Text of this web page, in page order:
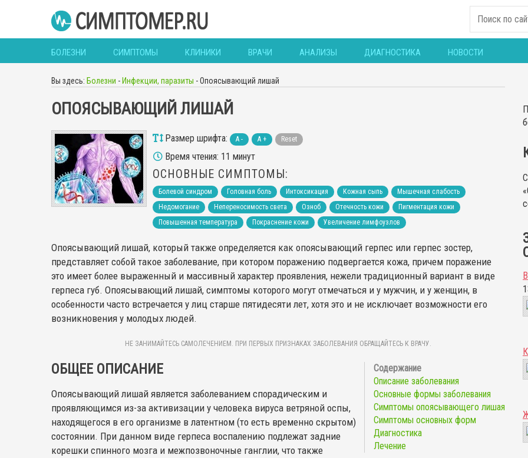
БОЛЕЗНИ СИМПТОМЫ КЛИНИКИ ВРАЧИ АНАЛИЗЫ ДИАГНОСТИКА НОВОСТИ
Вы здесь: Болезни - Инфекции, паразиты -Опоясывающий лишай
ОПОЯСЫВАЮЩИЙ ЛИШАЙ
Размер шрифта: A - A + Reset
Время чтения: 11 минут
ОСНОВНЫЕ СИМПТОМЫ:
Болевой синдром Головная боль Интоксикация Кожная сыпь
Мышечная слабость
Недомогание
Непереносимость света Озноб Отечность кожи
Пигментация кожи
Повышенная температура
Покраснение кожи Увеличение лимфоузлов
Опоясывающий лишай, который также определяется как опоясывающий герпес или герпес зостер,
представляет собой такое заболевание, при котором поражению подвергается кожа, причем поражение
это имеет более выраженный и массивный характер проявления, нежели традиционный вариант в виде
герпеса губ. Опоясывающий лишай, симптомы которого могут отмечаться и у мужчин, и у женщин, в
особенности часто встречается у лиц старше пятидесяти лет, хотя это и не исключает возможности его
возникновения у молодых людей.
НЕ ЗАНИМАЙТЕСЬ САМОЛЕЧЕНИЕМ. ПРИ ПЕРВЫХ ПРИЗНАКАХ ЗАБОЛЕВАНИЯ ОБРАЩАЙТЕСЬ К ВРАЧУ.
Описание заболевания
Основные формы заболевания
Симптомы опоясывающего лишая
Симптомы основных форм
Диагностика
Лечение
ОБЩЕЕ ОПИСАНИЕ
Опоясывающий лишай является заболеванием спорадическим и
проявляющимся из-за активизации у человека вируса ветряной оспы,
находящегося в его организме в латентном (то есть временно скрытом)
состоянии. При данном виде герпеса воспалению подлежат задние
корешки спинного мозга и межпозвоночные ганглии, что также